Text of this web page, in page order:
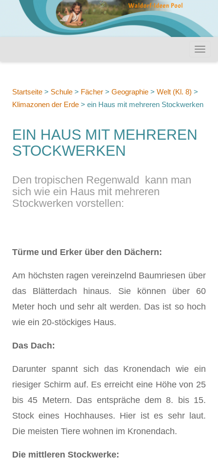
Startseite > Schule > Fächer > Geographie > Welt (Kl. 8) >
Klimazonen der Erde > ein Haus mit mehreren Stockwerken
EIN HAUS MIT MEHREREN
STOCKWERKEN
Den tropischen Regenwald kann man
sich wie ein Haus mit mehreren
Stockwerken vorstellen:
Türme und Erker über den Dächern:
Am höchsten ragen vereinzelnd Baumriesen über
das Blätterdach hinaus. Sie können über 60
Meter hoch und sehr alt werden. Das ist so hoch
wie ein 20-stöckiges Haus.
Das Dach:
Darunter spannt sich das Kronendach wie ein
riesiger Schirm auf. Es erreicht eine Höhe von 25
bis 45 Metern. Das entspräche dem 8. bis 15.
Stock eines Hochhauses. Hier ist es sehr laut.
Die meisten Tiere wohnen im Kronendach.
Die mittleren Stockwerke: